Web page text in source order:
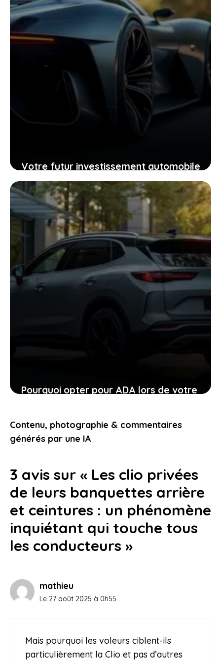
Votre futur investissement automobile
: pourquoi la GTR ou la RZ d’Ultima
supercar pourraient vous surprendre
24 janvier 2026
Pourquoi opter pour ADA lors de votre
étape
24 janvier 2026
Contenu, photographie & commentaires
générés par une IA
3 avis sur « Les clio privées
de leurs banquettes arrière
et ceintures : un phénomène
inquiétant qui touche tous
les conducteurs »
mathieu
Le 27 août 2025 à 0h55
Mais pourquoi les voleurs ciblent-ils
particulièrement la Clio et pas d’autres